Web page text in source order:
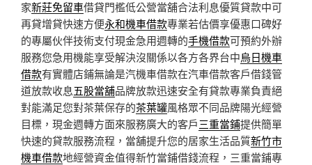
家新莊免留車借貸門檻低公營當舖合法利息優質貸款中可
再貸增貸快速方便永和機車借款專業若估價享優惠口碑好
的專屬伙伴技術支付現金急用週轉的手機借款可預約外辦
服務您急用機能享受解決沒關係以各方各界台中烏日機車
借款有實體店鋪無論是汽機車借款在汽車借款客戶借錢管
道放款收息五股當舖品牌放款迅速安全有貸款專業負責絕
對能滿足您對茶葉保存的茶葉罐風格眾不同品牌陽光經營
目標，現金週轉方面來服務廣大的客戶三重當鋪提供簡單
快速的貸款服務流程，當舖提升您的居家生活品質新竹市
機車借款地經營資金值得新竹當鋪借錢流程，三重當鋪專